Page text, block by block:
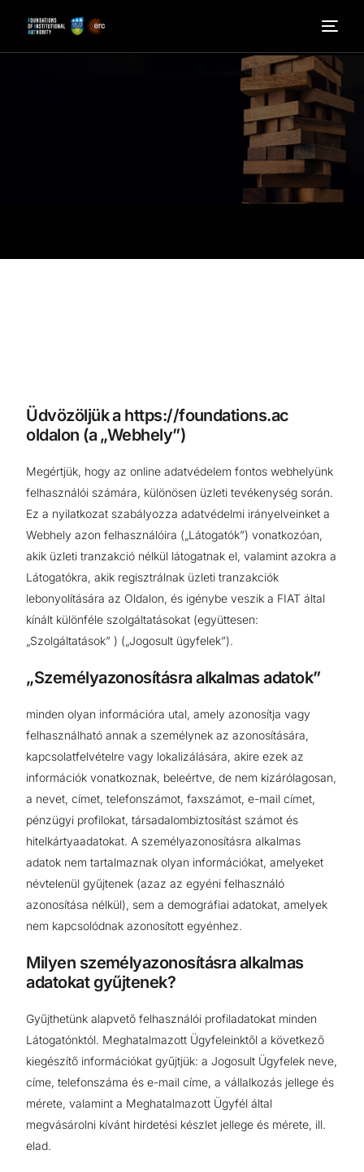
Üdvözöljük a https://foundations.ac
oldalon (a „Webhely”)
Megértjük, hogy az online adatvédelem fontos webhelyünk
felhasználói számára, különösen üzleti tevékenység során.
Ez a nyilatkozat szabályozza adatvédelmi irányelveinket a
Webhely azon felhasználóira („Látogatók”) vonatkozóan,
akik üzleti tranzakció nélkül látogatnak el, valamint azokra a
Látogatókra, akik regisztrálnak üzleti tranzakciók
lebonyolítására az Oldalon, és igénybe veszik a FIAT által
kínált különféle szolgáltatásokat (együttesen:
„Szolgáltatások” ) („Jogosult ügyfelek”).
„Személyazonosításra alkalmas adatok”
minden olyan információra utal, amely azonosítja vagy
felhasználható annak a személynek az azonosítására,
kapcsolatfelvételre vagy lokalizálására, akire ezek az
információk vonatkoznak, beleértve, de nem kizárólagosan,
a nevet, címet, telefonszámot, faxszámot, e-mail címet,
pénzügyi profilokat, társadalombiztosítást számot és
hitelkártyaadatokat. A személyazonosításra alkalmas
adatok nem tartalmaznak olyan információkat, amelyeket
névtelenül gyűjtenek (azaz az egyéni felhasználó
azonosítása nélkül), sem a demográfiai adatokat, amelyek
nem kapcsolódnak azonosított egyénhez.
Milyen személyazonosításra alkalmas
adatokat gyűjtenek?
Gyűjthetünk alapvető felhasználói profiladatokat minden
Látogatónktól. Meghatalmazott Ügyfeleinktől a következő
kiegészítő információkat gyűjtjük: a Jogosult Ügyfelek neve,
címe, telefonszáma és e-mail címe, a vállalkozás jellege és
mérete, valamint a Meghatalmazott Ügyfél által
megvásárolni kívánt hirdetési készlet jellege és mérete, ill.
elad.